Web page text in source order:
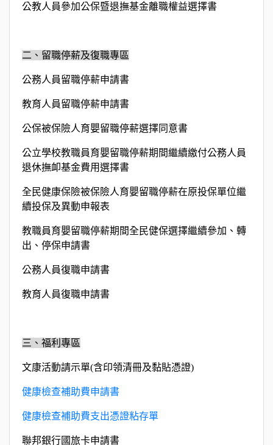
公教人員參加公保暨退撫基金離職權益選擇書
二、留職停薪及復職專區
公務人員留職停薪申請書
教育人員留職停薪申請書
公保被保險人育嬰留職停薪選擇同意書
公立學校教職員育嬰留職停薪期間繼續繳付公務人員
退休撫卹基金費用選擇書
全民健康保險被保險人育嬰留職停薪在原投保單位繼
續投保及異動申報表
教職員育嬰留職停薪期間全民健保選擇繼續參加、轉
出、停保申請書
公務人員復職申請書
教育人員復職申請書
三、福利專區
文康活動請示單(含印領清冊及黏貼憑證)
健康檢查補助費申請書
健康檢查補助費支出憑證粘存單
聯邦銀行國旅卡申請書